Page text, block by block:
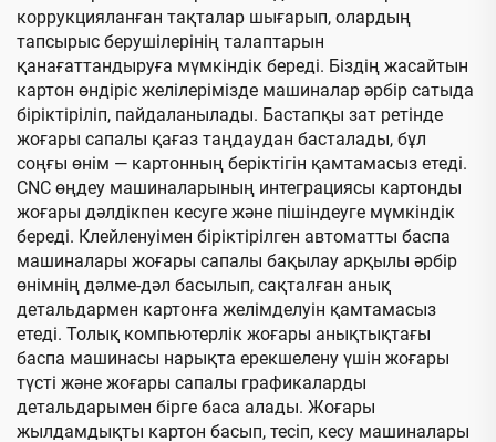
коррукцияланған тақталар шығарып, олардың
тапсырыс берушілерінің талаптарын
қанағаттандыруға мүмкіндік береді. Біздің жасайтын
картон өндіріс желілерімізде машиналар әрбір сатыда
біріктіріліп, пайдаланылады. Бастапқы зат ретінде
жоғары сапалы қағаз таңдаудан басталады, бұл
соңғы өнім — картонның беріктігін қамтамасыз етеді.
CNC өңдеу машиналарының интеграциясы картонды
жоғары дәлдікпен кесуге және пішіндеуге мүмкіндік
береді. Клейленуімен біріктірілген автоматты баспа
машиналары жоғары сапалы бақылау арқылы әрбір
өнімнің дәлме-дәл басылып, сақталған анық
детальдармен картонға желімделуін қамтамасыз
етеді. Толық компьютерлік жоғары анықтықтағы
баспа машинасы нарықта ерекшелену үшін жоғары
түсті және жоғары сапалы графикаларды
детальдарымен бірге баса алады. Жоғары
жылдамдықты картон басып, тесіп, кесу машиналары